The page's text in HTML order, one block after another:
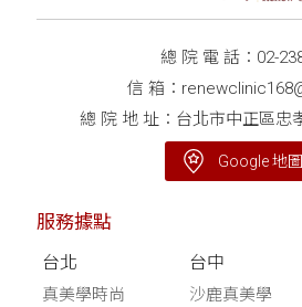
總 院 電 話： 02-
信 箱：
總 院 地 址：台北市中正區忠
Google 地
服務據點
台北
真美學時尚
台中
沙鹿真美學